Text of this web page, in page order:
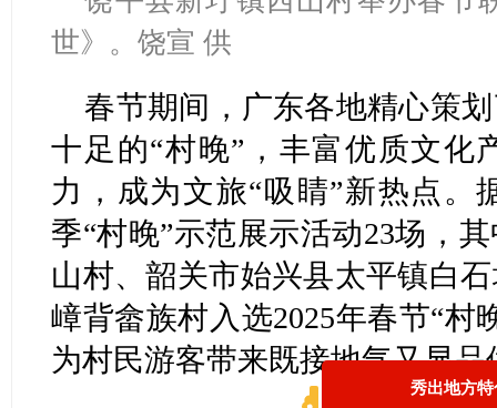
世》。饶宣 供
春节期间，广东各地精心策
十足的“村晚”，丰富优质文化
力，成为文旅“吸睛”新热点。
季“村晚”示范展示活动23场，
山村、韶关市始兴县太平镇白
嶂背畲族村入选2025年春节“村
为村民游客带来既接地气又显
秀出地方